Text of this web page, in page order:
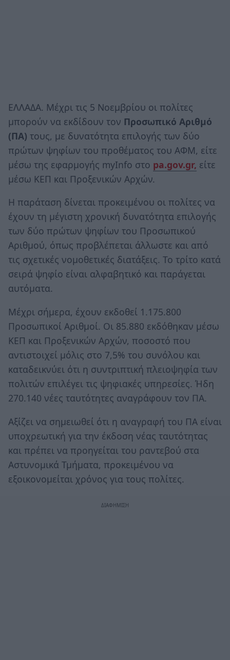
ΕΛΛΑΔΑ. Μέχρι τις 5 Νοεμβρίου οι πολίτες
μπορούν να εκδίδουν τον Προσωπικό Αριθμό
(ΠΑ) τους, με δυνατότητα επιλογής των δύο
πρώτων ψηφίων του προθέματος του ΑΦΜ, είτε
μέσω της εφαρμογής myInfo στο pa.gov.gr, είτε
μέσω ΚΕΠ και Προξενικών Αρχών.
Η παράταση δίνεται προκειμένου οι πολίτες να
έχουν τη μέγιστη χρονική δυνατότητα επιλογής
των δύο πρώτων ψηφίων του Προσωπικού
Αριθμού, όπως προβλέπεται άλλωστε και από
τις σχετικές νομοθετικές διατάξεις. Το τρίτο κατά
σειρά ψηφίο είναι αλφαβητικό και παράγεται
αυτόματα.
Μέχρι σήμερα, έχουν εκδοθεί 1.175.800
Προσωπικοί Αριθμοί. Οι 85.880 εκδόθηκαν μέσω
ΚΕΠ και Προξενικών Αρχών, ποσοστό που
αντιστοιχεί μόλις στο 7,5% του συνόλου και
καταδεικνύει ότι η συντριπτική πλειοψηφία των
πολιτών επιλέγει τις ψηφιακές υπηρεσίες. Ήδη
270.140 νέες ταυτότητες αναγράφουν τον ΠΑ.
Αξίζει να σημειωθεί ότι η αναγραφή του ΠΑ είναι
υποχρεωτική για την έκδοση νέας ταυτότητας
και πρέπει να προηγείται του ραντεβού στα
Αστυνομικά Τμήματα, προκειμένου να
εξοικονομείται χρόνος για τους πολίτες.